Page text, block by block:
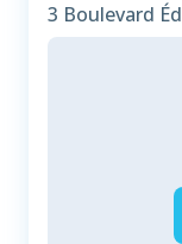
3 Boulevard